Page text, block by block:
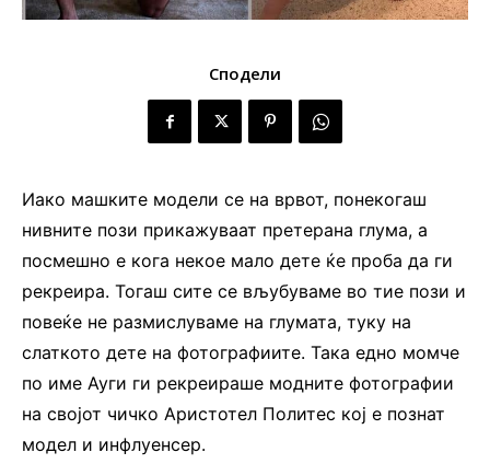
Сподели
Иако машките модели се на врвот, понекогаш
нивните пози прикажуваат претерана глума, а
посмешно е кога некое мало дете ќе проба да ги
рекреира. Тогаш сите се вљубуваме во тие пози и
повеќе не размислуваме на глумата, туку на
слаткото дете на фотографиите. Така едно момче
по име Ауги ги рекреираше модните фотографии
на својот чичко Аристотел Политес кој е познат
модел и инфлуенсер.